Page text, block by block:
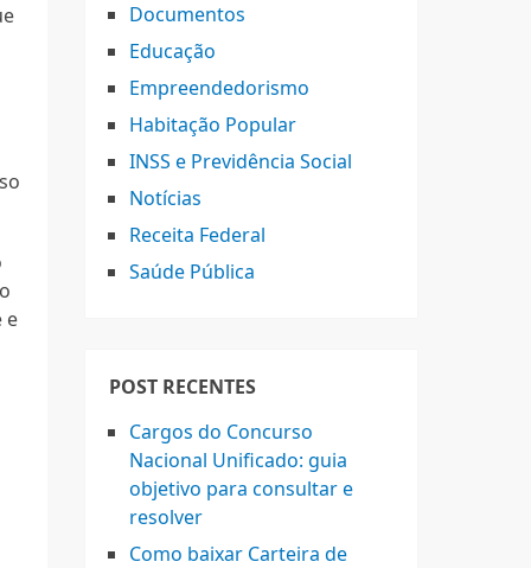
e
Documentos
Educação
Empreendedorismo
Habitação Popular
INSS e Previdência Social
Notícias
Receita Federal
Saúde Pública
POST RECENTES
Cargos do Concurso
Nacional Unificado: guia
objetivo para consultar e
resolver
Como baixar Carteira de